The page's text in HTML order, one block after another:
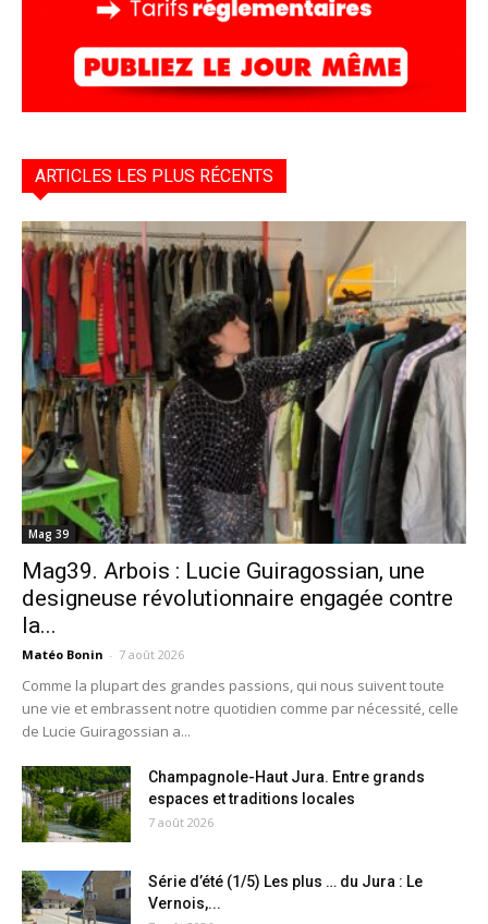
ARTICLES LES PLUS RÉCENTS
Mag 39
Mag39. Arbois : Lucie Guiragossian, une
designeuse révolutionnaire engagée contre
la...
Matéo Bonin - 7 août 2026
Comme la plupart des grandes passions, qui nous suivent toute
une vie et embrassent notre quotidien comme par nécessité, celle
de Lucie Guiragossian a...
Champagnole-Haut Jura. Entre grands
espaces et traditions locales
7 août 2026
Série d’été (1/5) Les plus … du Jura : Le
Vernois,...